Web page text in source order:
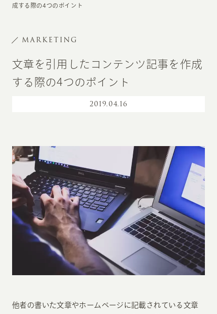
成する際の4つのポイント
MARKETING
文章を引用したコンテンツ記事を作成
する際の4つのポイント
2019.04.16
他者の書いた文章やホームページに記載されている文章